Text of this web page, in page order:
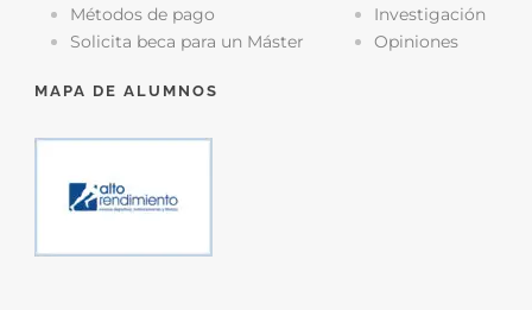
Métodos de pago
Solicita beca para un Máster
Investigación
Opiniones
MAPA DE ALUMNOS